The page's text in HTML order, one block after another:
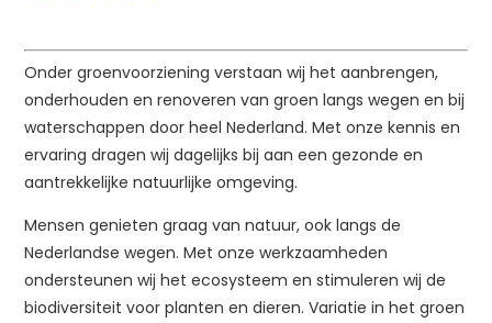
Onder groenvoorziening verstaan wij het aanbrengen,
onderhouden en renoveren van groen langs wegen en bij
waterschappen door heel Nederland. Met onze kennis en
ervaring dragen wij dagelijks bij aan een gezonde en
aantrekkelijke natuurlijke omgeving.
Mensen genieten graag van natuur, ook langs de
Nederlandse wegen. Met onze werkzaamheden
ondersteunen wij het ecosysteem en stimuleren wij de
biodiversiteit voor planten en dieren. Variatie in het groen